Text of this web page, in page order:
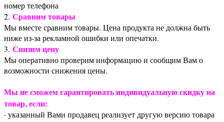
номер телефона
2. Сравним товары
Мы вместе сравним товары. Цена продукта не должна быть
ниже из-за рекламной ошибки или опечатки.
3. Снизим цену
Мы оперативно проверим информацию и сообщим Вам о
возможности снижения цены.
Мы не сможем гарантировать индивидуальную скидку на
товар, если:
· указанный Вами продавец реализует другую версию товара